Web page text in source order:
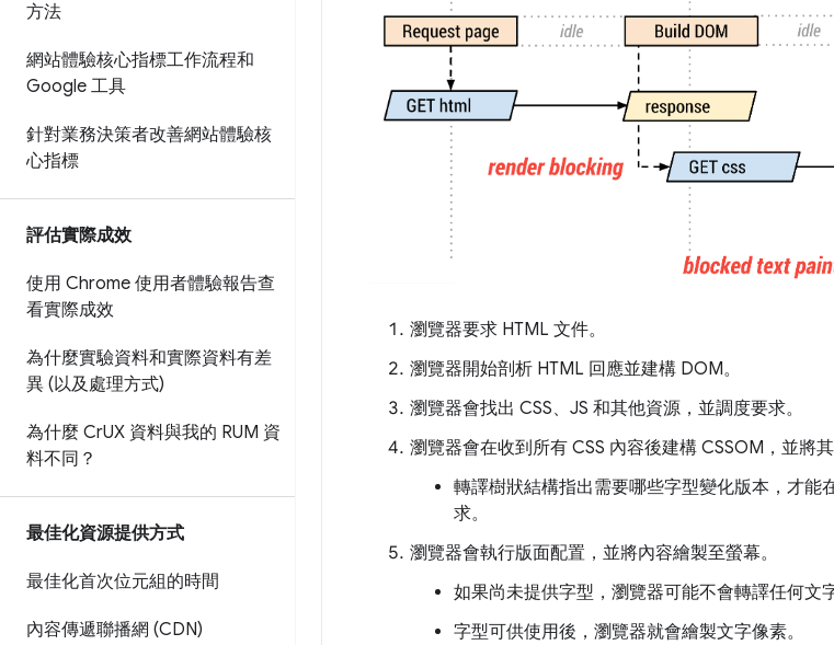
方法
網站體驗核心指標工作流程和
Google 工具
針對業務決策者改善網站體驗核
心指標
評估實際成效
使用 Chrome 使用者體驗報告查
看實際成效
為什麼實驗資料和實際資料有差
異 (以及處理方式)
為什麼 CrUX 資料與我的 RUM 資
料不同？
最佳化資源提供方式
最佳化首次位元組的時間
內容傳遞聯播網 (CDN)
瀏覽器要求 HTML 文件。
瀏覽器開始剖析 HTML 回應並建構 DOM。
瀏覽器會找出 CSS、JS 和其他資源，並調度要求。
瀏覽器會在收到所有 CSS 內容後建構 CSSOM，並將
轉譯樹狀結構指出需要哪些字型變化版本，才
求。
瀏覽器會執行版面配置，並將內容繪製至螢幕。
如果尚未提供字型，瀏覽器可能不會轉譯任何文
字型可供使用後，瀏覽器就會繪製文字像素。